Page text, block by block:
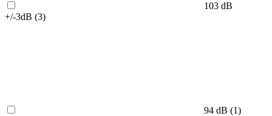
103 dB
+/-3dB (3)
94 dB (1)